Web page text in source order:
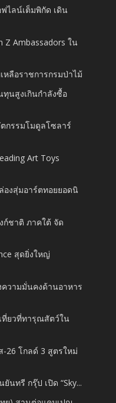
ไลน์เต็มพิกัด เดิน
Z Ambassadors ใน
หลือราชการกรมป่าไม้
ทุนสูงเกินกำลังซื้อ
กรรมโมดูลโซลาร์
Art Toys
องสุ่มอาร์ตทอยยอดนิ
ก์ชาติ ภาคใต้ จัด
สุดยิ่งใหญ่
วามมั่นคงด้านอาหาร
ที่ยวที่ทารุณสัตว์ใน
-26 โกลด์ 3 สูตรใหม่
นทรี กรุ๊ป เปิด “Sky...